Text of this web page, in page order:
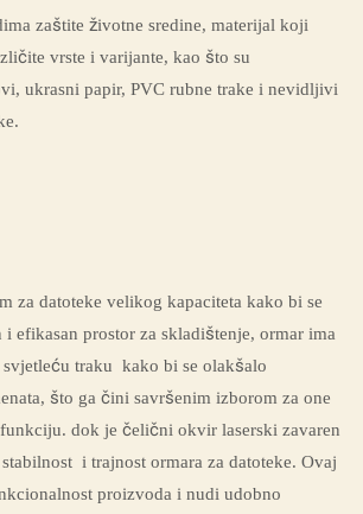
zaštite životne sredine, materijal koji
vrste i varijante, kao što su
ukrasni papir, PVC rubne trake i nevidljivi
za datoteke velikog kapaciteta kako bi se
efikasan prostor za skladištenje, ormar ima
traku kako bi se olakšalo
što ga čini savršenim izborom za one
dok je čelični okvir laserski zavaren
i trajnost ormara za datoteke. Ovaj
proizvoda i nudi udobno